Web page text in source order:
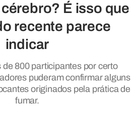
É isso que
recente parece
indicar
800 participantes por certo
puderam confirmar alguns
originados pela prática de
fumar.